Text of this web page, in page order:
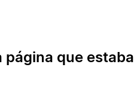
página que estaba